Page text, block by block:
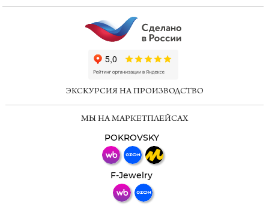
ЭКСКУРСИЯ НА ПРОИЗВОДСТВО
МЫ НА МАРКЕТПЛЕЙСАХ
POKROVSKY
F-Jewelry